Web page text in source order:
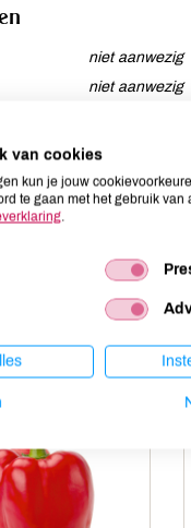
niet aanwezig
niet aanwezig
niet aanwezig
niet aanwezig
van cookies
kun je jouw
te gaan met het gebruik
.